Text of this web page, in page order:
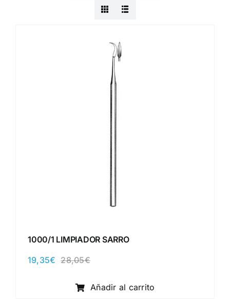
1000/1 LIMPIADOR SARRO
28,05€El
original
era:
19,35€
El
actual
es:
Añadir al carrito